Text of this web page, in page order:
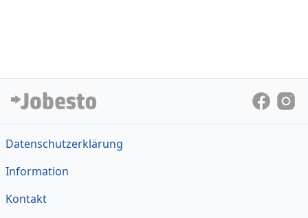
Datenschutzerklärung
Information
Kontakt